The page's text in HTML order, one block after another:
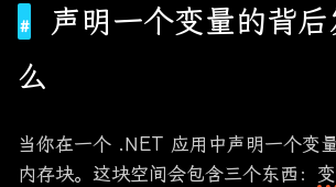
声明一个变量的背
么
当你在一个 .NET 应用中声明一个变
内存块。这块空间会包含三个东西：